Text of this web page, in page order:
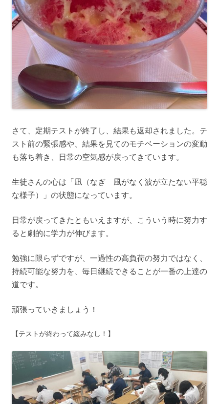
さて、定期テストが終了し、結果も返却されました。テ
スト前の緊張感や、結果を見てのモチベーションの変動
も落ち着き、日常の空気感が戻ってきています。
生徒さんの心は「凪（なぎ 風がなく波が立たない平穏
な様子）」の状態になっています。
日常が戻ってきたともいえますが、こういう時に努力す
ると劇的に学力が伸びます。
勉強に限らずですが、一過性の高負荷の努力ではなく、
持続可能な努力を、毎日継続できることが一番の上達の
道です。
頑張っていきましょう！
【テストが終わって緩みなし！】